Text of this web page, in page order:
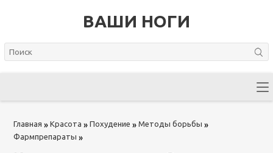
ВАШИ НОГИ
Главная » Красота » Похудение » Методы борьбы »
Фармпрепараты »